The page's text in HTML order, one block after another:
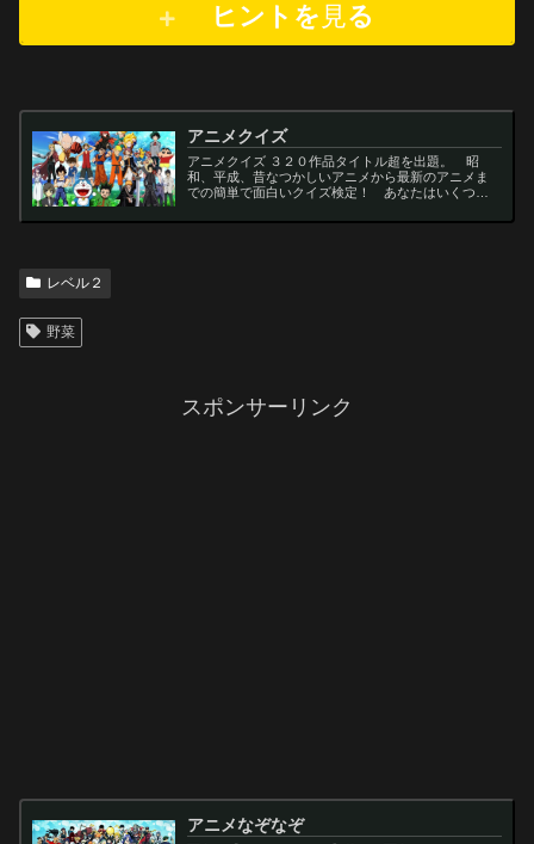
ヒントを 見る
アニメクイズ
アニメクイズ ３２０作品タイトル超を出題。 昭
和、平成、昔なつかしいアニメから最新のアニメま
での簡単で面白いクイズ検定！ あなたはいくつわ
ど一問一答から3択・4択問題までの小学生の簡単問
レベル２
野菜
スポンサーリンク
アニメなぞなぞ